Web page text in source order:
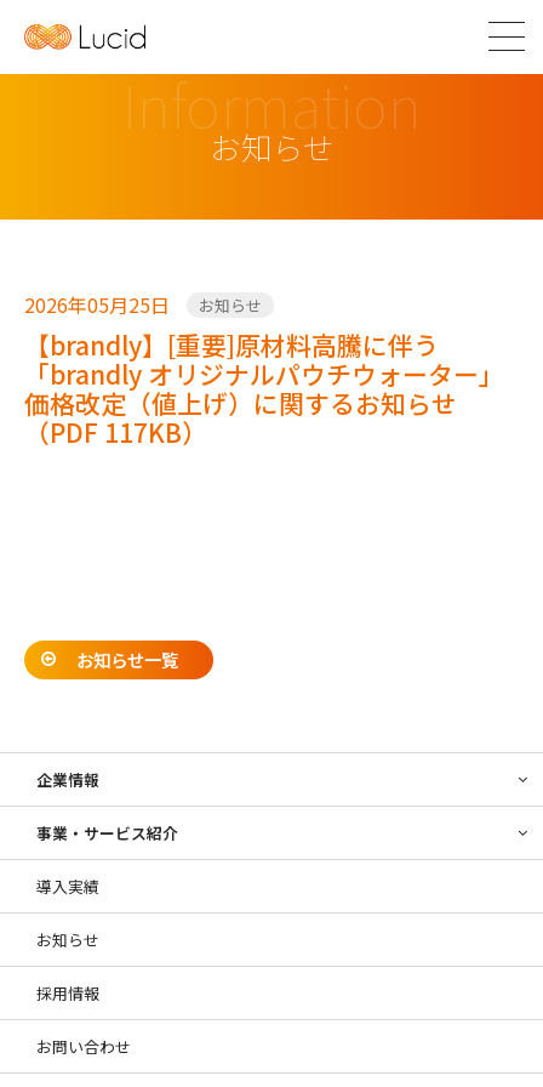
Information
お知らせ
2026年05月25日 お知らせ
【brandly】[重要]原材料高騰に伴う
「brandly オリジナルパウチウォーター」
価格改定（値上げ）に関するお知らせ
（PDF 117KB）
お知らせ一覧
企業情報
事業・サービス紹介
導入実績
お知らせ
採用情報
お問い合わせ